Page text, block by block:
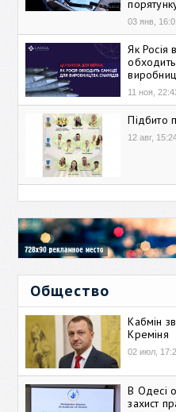
03 янв,
Як Росія
обходить
11 ноя,
Підбито
12 авг,
Общество
Кабмін
Креміня
02 июл,
В Одесі
захист